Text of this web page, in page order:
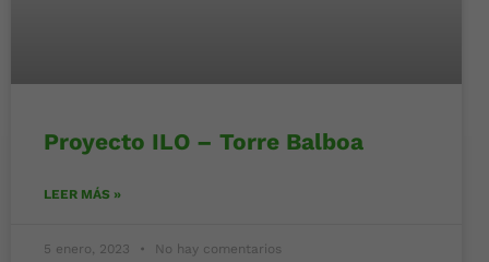
Proyecto ILO – Torre Balboa
LEER MÁS »
5 enero, 2023 No hay comentarios